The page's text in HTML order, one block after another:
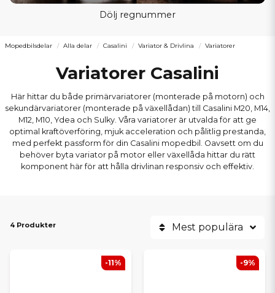
Dölj regnummer
Mopedbilsdelar Alla delar Casalini Variator & Drivlina Variatorer
Variatorer Casalini
Här hittar du både primärvariatorer (monterade på motorn) och
sekundärvariatorer (monterade på växellådan) till Casalini M20, M14,
M12, M10, Ydea och Sulky. Våra variatorer är utvalda för att ge
optimal kraftöverföring, mjuk acceleration och pålitlig prestanda,
med perfekt passform för din Casalini mopedbil. Oavsett om du
behöver byta variator på motor eller växellåda hittar du rätt
komponent här för att hålla drivlinan responsiv och effektiv.
4 Produkter Mest populära
-11% -9%